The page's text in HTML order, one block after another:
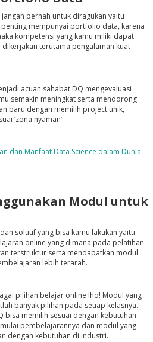
pernah untuk diragukan yaitu
mempunyai portfolio data, karena
kompetensi yang kamu miliki dapat
terutama pengalaman kuat
acuan sahabat DQ mengevaluasi
semakin meningkat serta mendorong
baru dengan memilih project unik,
‘zona nyaman’.
dan Manfaat Data Science dalam Dunia
Modul untuk
solutif yang bisa kamu lakukan yaitu
online yang dimana pada pelatihan
terstruktur serta mendapatkan modul
lebih terarah.
pilihan belajar online lho! Modul yang
banyak pilihan pada setiap kelasnya.
bisa memilih sesuai dengan kebutuhan
pembelajarannya dan modul yang
dengan kebutuhan di industri.